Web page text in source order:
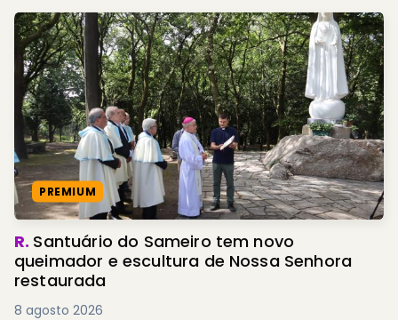
PREMIUM
R. Santuário do Sameiro tem novo
queimador e escultura de Nossa Senhora
restaurada
8 agosto 2026